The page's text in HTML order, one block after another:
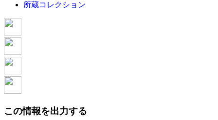
所蔵コレクション
この情報を出力する